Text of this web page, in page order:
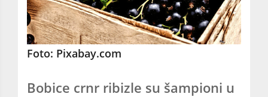
Foto: Pixabay.com
Bobice crnr ribizle su šampioni u